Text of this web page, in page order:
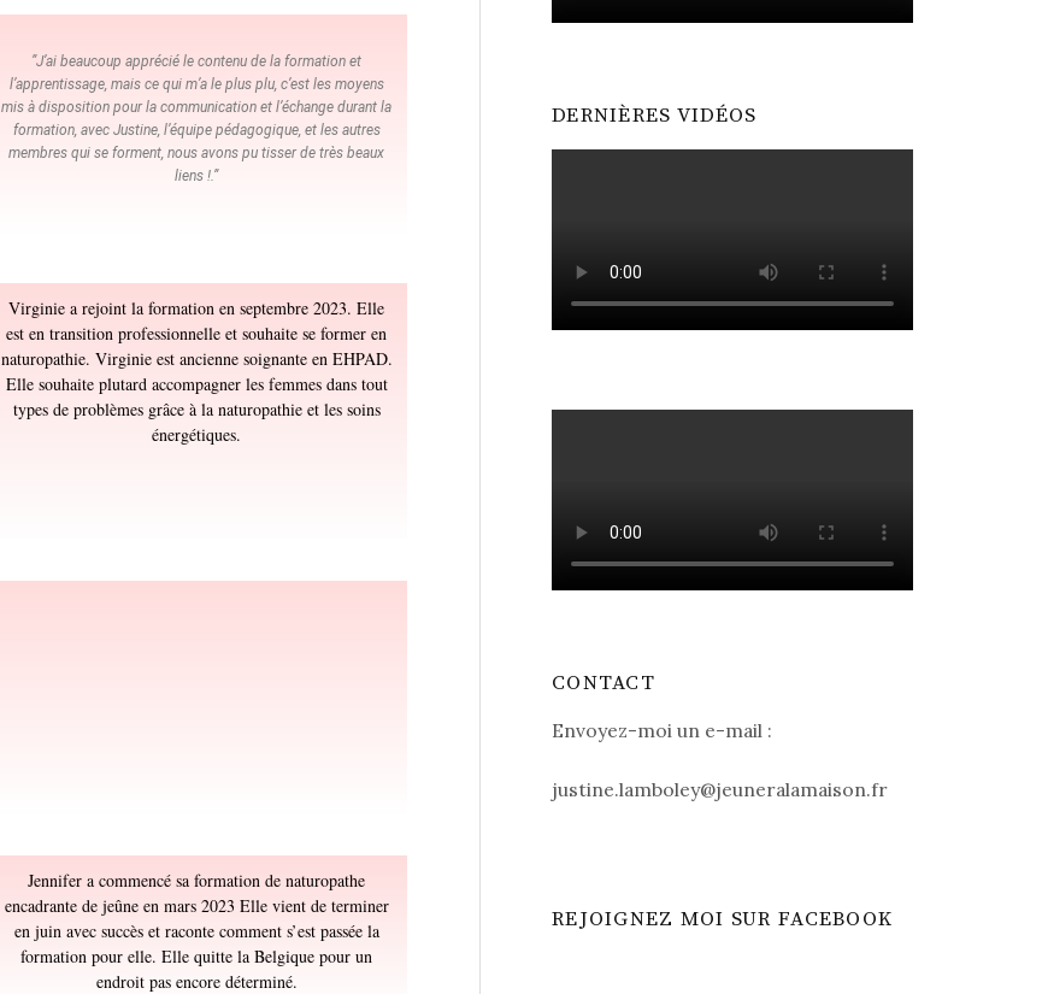
”J’ai beaucoup apprécié le contenu de la formation et
l’apprentissage, mais ce qui m’a le plus plu, c’est les moyens
mis à disposition pour la communication et l’échange durant la
formation, avec Justine, l’équipe pédagogique, et les autres
membres qui se forment, nous avons pu tisser de très beaux
liens !.”
Virginie a rejoint la formation en septembre 2023. Elle
est en transition professionnelle et souhaite se former en
naturopathie. Virginie est ancienne soignante en EHPAD.
Elle souhaite plutard accompagner les femmes dans tout
types de problèmes grâce à la naturopathie et les soins
énergétiques.
Jennifer a commencé sa formation de naturopathe
encadrante de jeûne en mars 2023 Elle vient de terminer
en juin avec succès et raconte comment s’est passée la
formation pour elle. Elle quitte la Belgique pour un
endroit pas encore déterminé.
DERNIÈRES VIDÉOS
CONTACT
Envoyez-moi un e-mail :
justine.lamboley@jeuneralamaison.fr
REJOIGNEZ MOI SUR FACEBOOK